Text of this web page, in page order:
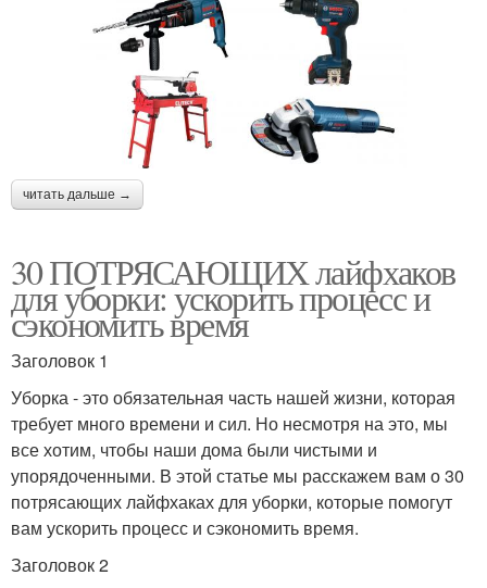
читать дальше →
30 ПОТРЯСАЮЩИХ лайфхаков
для уборки: ускорить процесс и
сэкономить время
Заголовок 1
Уборка - это обязательная часть нашей жизни, которая
требует много времени и сил. Но несмотря на это, мы
все хотим, чтобы наши дома были чистыми и
упорядоченными. В этой статье мы расскажем вам о 30
потрясающих лайфхаках для уборки, которые помогут
вам ускорить процесс и сэкономить время.
Заголовок 2